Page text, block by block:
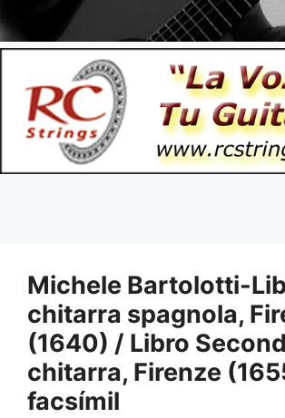
Michele Bartolotti-
chitarra spagnola,
(1640) / Libro
chitarra, Firenze
facsímil